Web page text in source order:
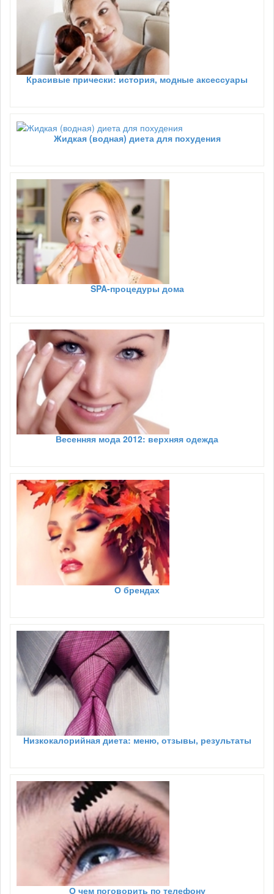
Красивые прически: история, модные аксессуары
Жидкая (водная) диета для похудения
SPA-процедуры дома
Весенняя мода 2012: верхняя одежда
О брендах
Низкокалорийная диета: меню, отзывы, результаты
О чем поговорить по телефону